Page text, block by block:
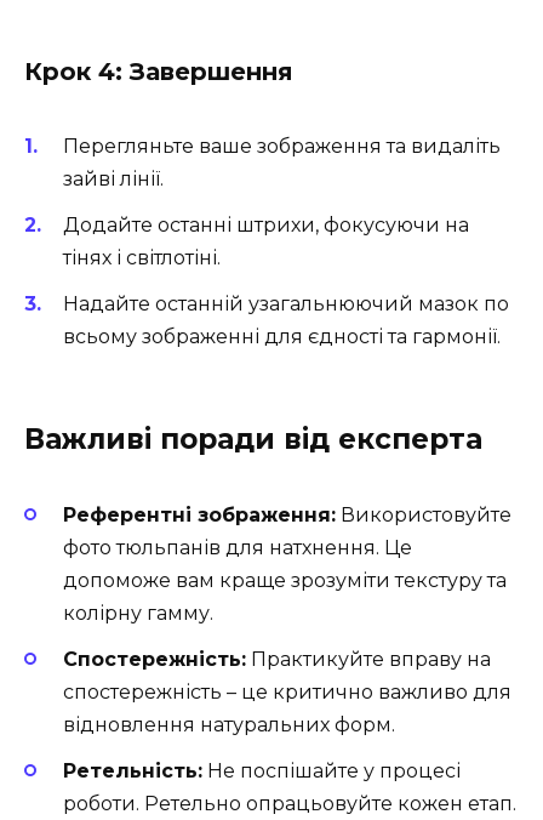
Крок 4: Завершення
Перегляньте ваше зображення та видаліть
зайві лінії.
Додайте останні штрихи, фокусуючи на
тінях і світлотіні.
Надайте останній узагальнюючий мазок по
всьому зображенні для єдності та гармонії.
Важливі поради від експерта
Референтні зображення: Використовуйте
фото тюльпанів для натхнення. Це
допоможе вам краще зрозуміти текстуру та
колірну гамму.
Спостережність: Практикуйте вправу на
спостережність – це критично важливо для
відновлення натуральних форм.
Ретельність: Не поспішайте у процесі
роботи. Ретельно опрацьовуйте кожен етап.